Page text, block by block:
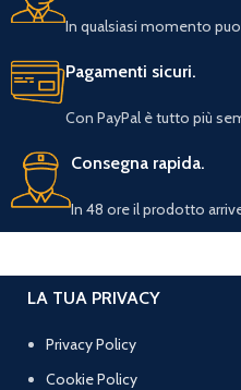
In qualsiasi momento
Pagamenti sicuri.
Con PayPal è tutto più
Consegna rapida.
In 48 ore il prodotto
LA TUA PRIVACY
Privacy Policy
Cookie Policy